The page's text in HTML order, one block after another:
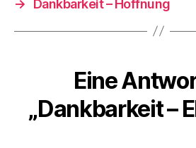
→
Dankbarkeit – Hoffnung
Eine
„Dankbarkeit –